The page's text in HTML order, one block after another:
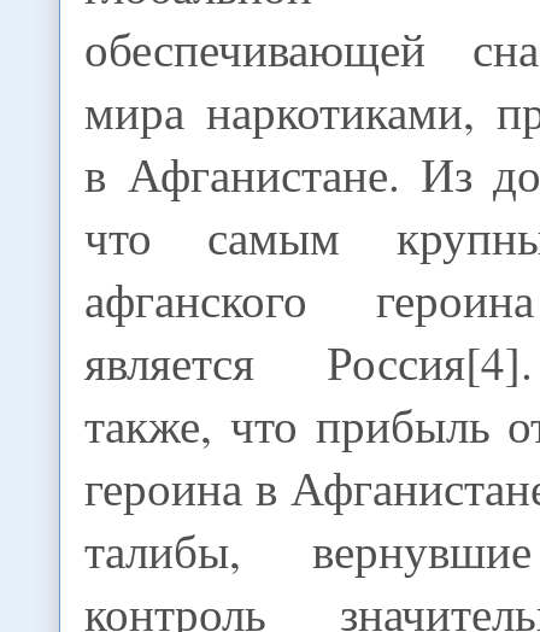
обеспечивающей
мира наркотиками,
в Афганистане. Из
что самым
афганского
является
также, что прибыль
героина в
талибы,
контроль